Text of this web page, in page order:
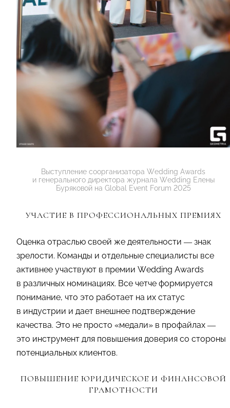
Выступление соорганизатора Wedding Awards
и генерального директора журнала Wedding Елены
Буряковой на Global Event Forum 2025
УЧАСТИЕ В ПРОФЕССИОНАЛЬНЫХ ПРЕМИЯХ
Оценка отраслью своей же деятельности — знак
зрелости. Команды и отдельные специалисты все
активнее участвуют в премии Wedding Awards
в различных номинациях. Все четче формируется
понимание, что это работает на их статус
в индустрии и дает внешнее подтверждение
качества. Это не просто «медали» в профайлах —
это инструмент для повышения доверия со стороны
потенциальных клиентов.
ПОВЫШЕНИЕ ЮРИДИЧЕСКОЕ И ФИНАНСОВОЙ
ГРАМОТНОСТИ